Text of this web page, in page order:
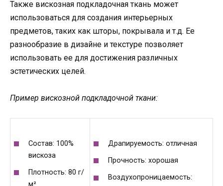
Также вискозная подкладочная ткань может
использоваться для создания интерьерных
предметов, таких как шторы, покрывала и т.д. Ее
разнообразие в дизайне и текстуре позволяет
использовать ее для достижения различных
эстетических целей.
Пример вискозной подкладочной ткани:
Состав: 100%
вискоза
Плотность: 80 г/
Драпируемость: отличная
Прочность: хорошая
Воздухопроницаемость: